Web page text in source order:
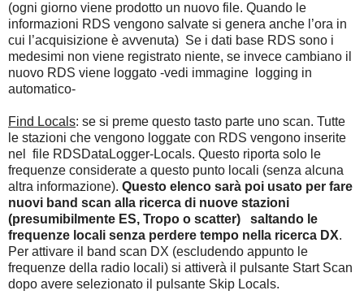
(ogni giorno viene prodotto un nuovo file. Quando le
informazioni RDS vengono salvate si genera anche l’ora in
cui l’acquisizione è avvenuta) Se i dati base RDS sono i
medesimi non viene registrato niente, se invece cambiano il
nuovo RDS viene loggato -vedi immagine logging in
automatico-
Find Locals: se si preme questo tasto parte uno scan. Tutte
le stazioni che vengono loggate con RDS vengono inserite
nel file RDSDataLogger-Locals. Questo riporta solo le
frequenze considerate a questo punto locali (senza alcuna
altra informazione). Questo elenco sarà poi usato per fare
nuovi band scan alla ricerca di nuove stazioni
(presumibilmente ES, Tropo o scatter) saltando le
frequenze locali senza perdere tempo nella ricerca DX.
Per attivare il band scan DX (escludendo appunto le
frequenze della radio locali) si attiverà il pulsante Start Scan
dopo avere selezionato il pulsante Skip Locals.